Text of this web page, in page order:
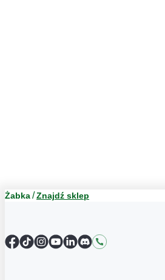
Żabka Znajdź sklep
Facebook
TikTokInstagram
YouTube
LinkedIn
DiscordKontakt